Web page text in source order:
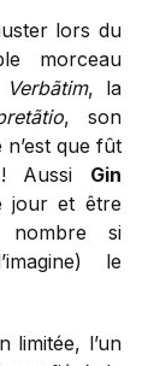
lors du
morceau
Verbãtim, la
, son
que fût
Aussi Gin
jour et être
si
le
limitée, l’un